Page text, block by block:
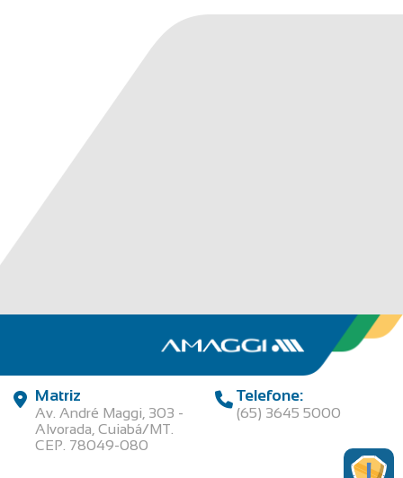
Matriz
Av. André Maggi, 303 -
Alvorada, Cuiabá/MT.
CEP. 78049-080
Telefone:
(65) 3645 5000